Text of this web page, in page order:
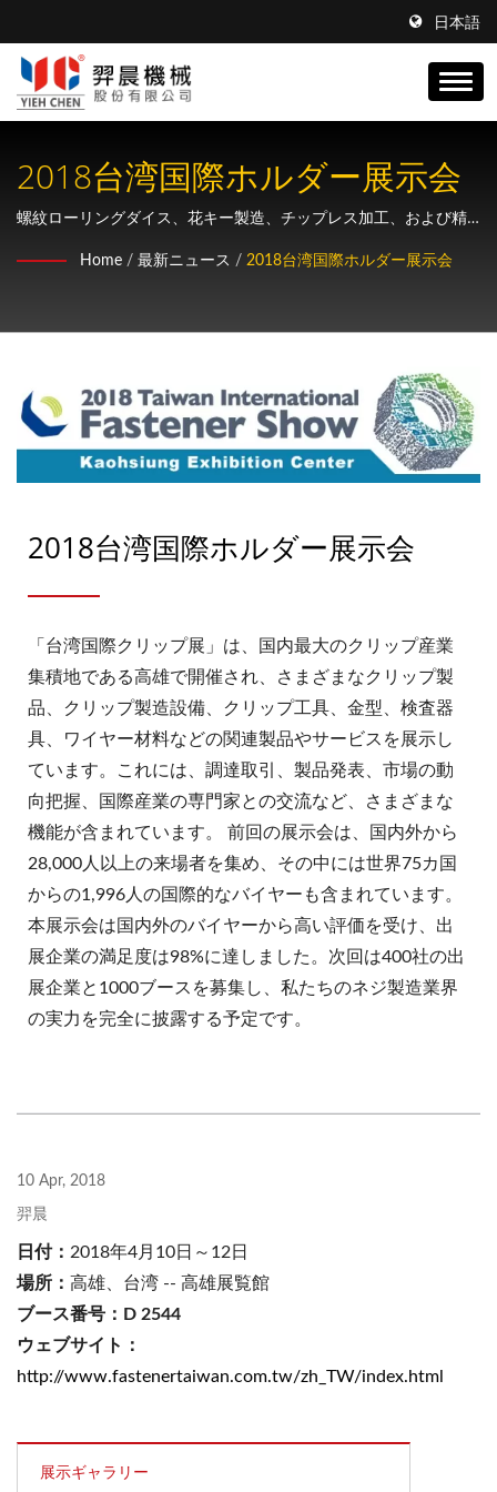
日本語
2018台湾国際ホルダー展示会
螺紋ローリングダイス、花キー製造、チップレス加工、および精
Home / 最新ニュース / 2018台湾国際ホルダー展示会
2018台湾国際ホルダー展示会
「台湾国際クリップ展」は、国内最大のクリップ産業
集積地である高雄で開催され、さまざまなクリップ製
品、クリップ製造設備、クリップ工具、金型、検査器
具、ワイヤー材料などの関連製品やサービスを展示し
ています。これには、調達取引、製品発表、市場の動
向把握、国際産業の専門家との交流など、さまざまな
機能が含まれています。 前回の展示会は、国内外から
28,000人以上の来場者を集め、その中には世界75カ国
からの1,996人の国際的なバイヤーも含まれています。
本展示会は国内外のバイヤーから高い評価を受け、出
展企業の満足度は98%に達しました。次回は400社の出
展企業と1000ブースを募集し、私たちのネジ製造業界
の実力を完全に披露する予定です。
10 Apr, 2018
羿晨
日付： 2018年4月10日～12日
場所： 高雄、台湾 -- 高雄展覧館
ブース番号：D 2544
ウェブサイト：
http://www.fastenertaiwan.com.tw/zh_TW/index.html
展示ギャラリー